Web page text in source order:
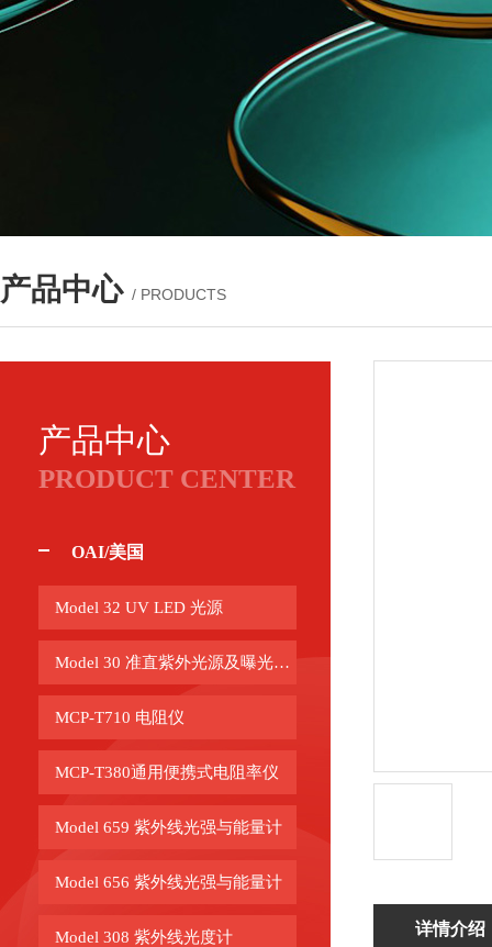
产品中心 / PRODUCTS
产品中心
PRODUCT CENTER
OAI/美国
Model 32 UV LED 光源
Model 30 准直紫外光源及曝光系统
MCP-T710 电阻仪
MCP-T380通用便携式电阻率仪
Model 659 紫外线光强与能量计
Model 656 紫外线光强与能量计
Model 308 紫外线光度计 详情介绍